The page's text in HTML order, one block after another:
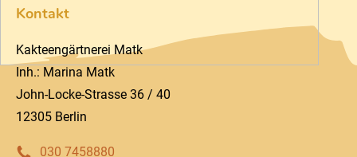
Kontakt
Kakteengärtnerei Matk
Inh.: Marina Matk
John-Locke-Strasse 36 / 40
12305 Berlin
030 7458880